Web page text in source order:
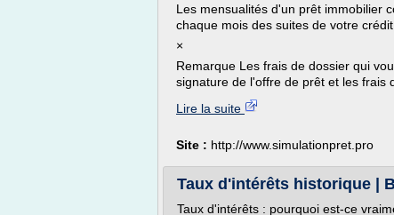
Les mensualités d'un prêt immobilier
chaque mois des suites de votre crédit
×
Remarque Les frais de dossier qui
signature de l'offre de prêt et les frais
Lire la suite
Site : http://www.simulationpret.pro
Taux d'intérêts historique |
Taux d'intérêts : pourquoi est-ce